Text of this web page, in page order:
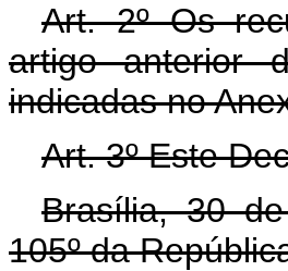
Art. 2º Os
artigo anterior
indicadas no
Art. 3º Este
Brasília, 30
105º da